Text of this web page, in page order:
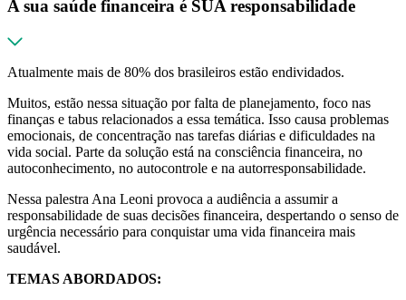
A sua saúde financeira é SUA responsabilidade
Atualmente mais de 80% dos brasileiros estão endividados.
Muitos, estão nessa situação por falta de planejamento, foco nas
finanças e tabus relacionados a essa temática. Isso causa problemas
emocionais, de concentração nas tarefas diárias e dificuldades na
vida social. Parte da solução está na consciência financeira, no
autoconhecimento, no autocontrole e na autorresponsabilidade.
Nessa palestra Ana Leoni provoca a audiência a assumir a
responsabilidade de suas decisões financeira, despertando o senso de
urgência necessário para conquistar uma vida financeira mais
saudável.
TEMAS ABORDADOS: